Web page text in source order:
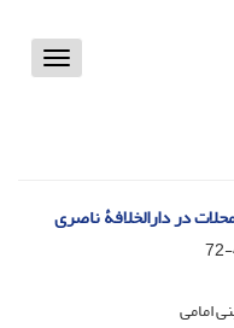
Toggle
در دارالخلافۀ ناصری
امامی